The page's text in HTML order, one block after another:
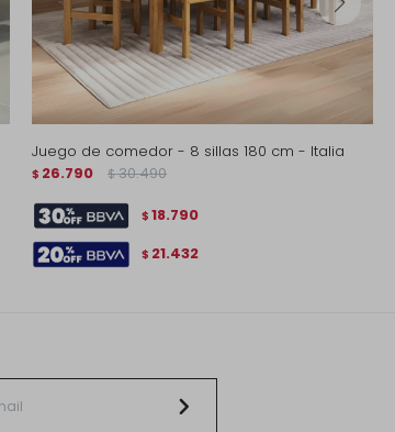
Juego de comedor - 8 sillas 180 cm - Italia
$ 26.790 $ 30.490
$ 18.790
$ 21.432